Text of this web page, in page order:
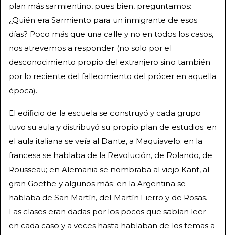
plan más sarmientino, pues bien, preguntamos:
¿Quién era Sarmiento para un inmigrante de esos
días? Poco más que una calle y no en todos los casos,
nos atrevemos a responder (no solo por el
desconocimiento propio del extranjero sino también
por lo reciente del fallecimiento del prócer en aquella
época).
El edificio de la escuela se construyó y cada grupo
tuvo su aula y distribuyó su propio plan de estudios: en
el aula italiana se veía al Dante, a Maquiavelo; en la
francesa se hablaba de la Revolución, de Rolando, de
Rousseau; en Alemania se nombraba al viejo Kant, al
gran Goethe y algunos más; en la Argentina se
hablaba de San Martín, del Martín Fierro y de Rosas.
Las clases eran dadas por los pocos que sabían leer
en cada caso y a veces hasta hablaban de los temas a